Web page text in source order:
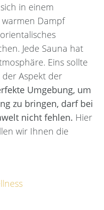
in einem
Dampf
Jede Sauna hat
Eins sollte
Aspekt der
Umgebung, um
zu bringen, darf bei
nicht fehlen. Hier
wir Ihnen die